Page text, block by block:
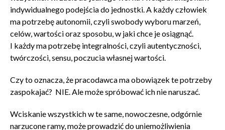
indywidualnego podejścia do jednostki. A każdy człowiek
ma potrzebę autonomii, czyli swobody wyboru marzeń,
celów, wartości oraz sposobu, w jaki chce je osiągnąć.
I każdy ma potrzebę integralności, czyli autentyczności,
twórczości, sensu, poczucia własnej wartości.
Czy to oznacza, że pracodawca ma obowiązek te potrzeby
zaspokajać? NIE. Ale może spróbować ich nie naruszać.
Wciskanie wszystkich w te same, nowoczesne, odgórnie
narzucone ramy, może prowadzić do uniemożliwienia